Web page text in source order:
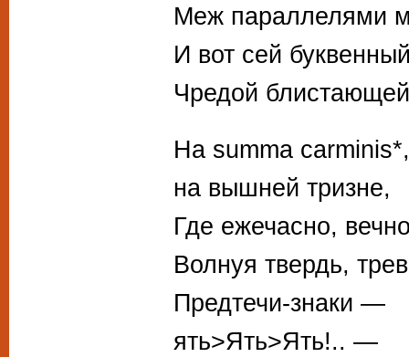
Меж параллелями
И вот сей
Чредой
На summa carminis*,
на вышней тризне,
Где ежечасно,
Волнуя твердь,
Предтечи-знаки —
ять>Ять>Ять!.. —